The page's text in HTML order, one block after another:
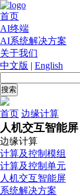
首页
AI终端
AI系统解决方案
关于我们
中文版 | English
首页 边缘计算
人机交互智能屏
边缘计算
计算及控制模组
计算及控制单元
人机交互智能屏
系统解决方案